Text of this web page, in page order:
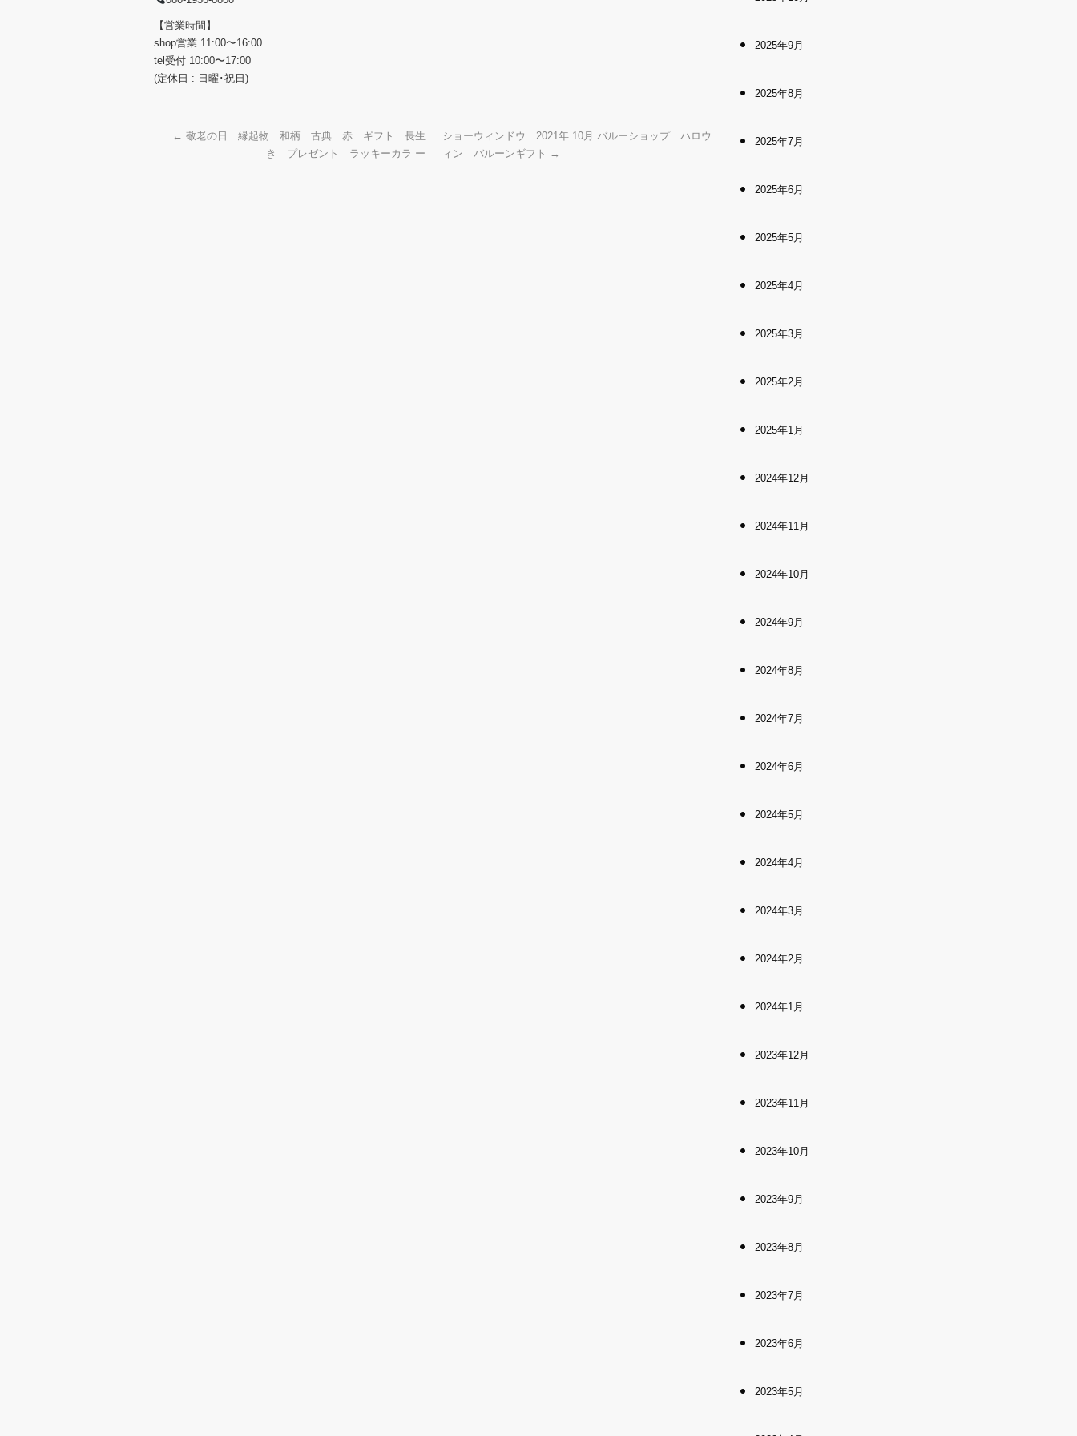
【営業時間】
shop営業 11:00〜16:00
tel受付 10:00〜17:00
(定休日 : 日曜･祝日)
← 敬老の日 縁起物 和柄 古典 赤 ギフト 長生
き プレゼント ラッキーカラ ー
ショーウィンドウ 2021年 10月 バルーショップ ハロウ
ィン バルーンギフト →
2025年9月
2025年8月
2025年7月
2025年6月
2025年5月
2025年4月
2025年3月
2025年2月
2025年1月
2024年12月
2024年11月
2024年10月
2024年9月
2024年8月
2024年7月
2024年6月
2024年5月
2024年4月
2024年3月
2024年2月
2024年1月
2023年12月
2023年11月
2023年10月
2023年9月
2023年8月
2023年7月
2023年6月
2023年5月